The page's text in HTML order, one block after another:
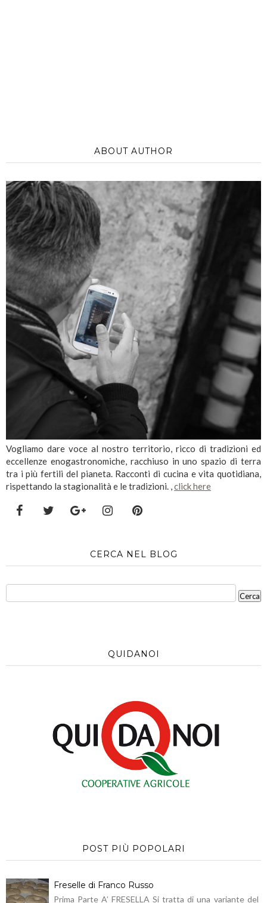
ABOUT AUTHOR
Vogliamo dare voce al nostro territorio, ricco di tradizioni ed
eccellenze enogastronomiche, racchiuso in uno spazio di terra
tra i più fertili del pianeta. Racconti di cucina e vita quotidiana,
rispettando la stagionalità e le tradizioni. ,click here
CERCA NEL BLOG
QUIDANOI
POST PIÙ POPOLARI
Freselle di Franco Russo
Prima Parte A’ FRESELLA Si tratta di una variante del